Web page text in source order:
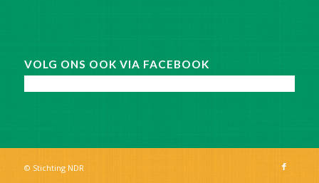
VOLG ONS OOK VIA FACEBOOK
© Stichting NDR